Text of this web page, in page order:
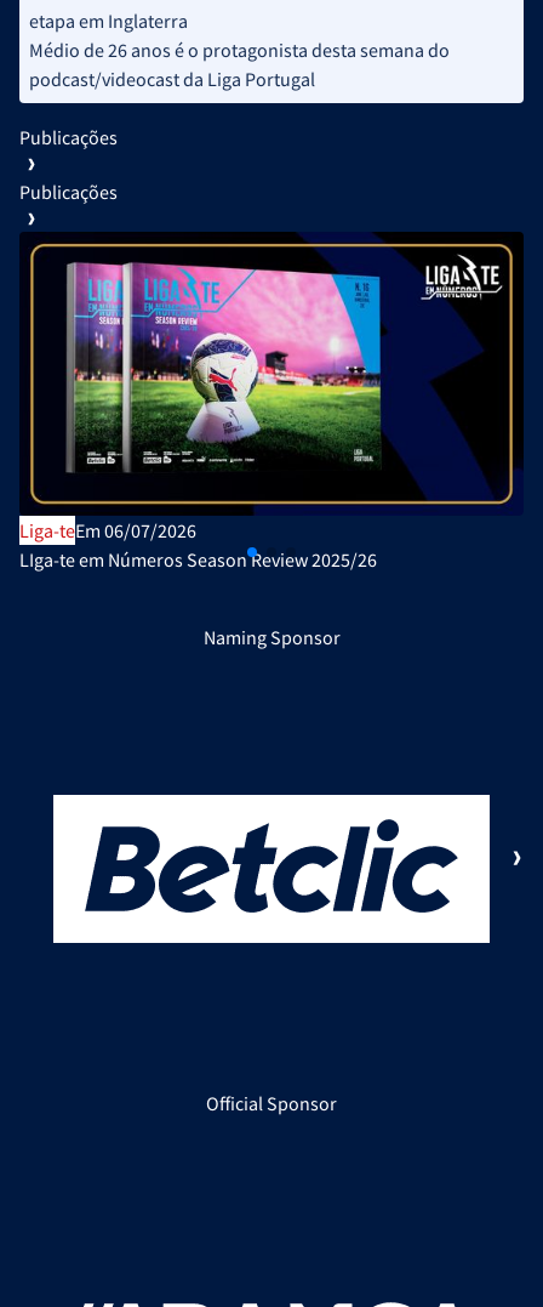
Publicações
Publicações
Liga-teEm 06/07/2026
LIga-te em Números Season Review 2025/26
etapa em Inglaterra
Médio de 26 anos é o protagonista desta semana do
podcast/videocast da Liga Portugal
Naming Sponsor
Official Sponsor